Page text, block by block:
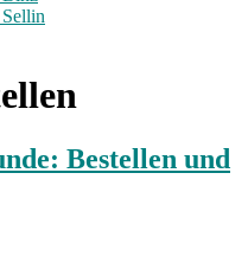
Bestellen und